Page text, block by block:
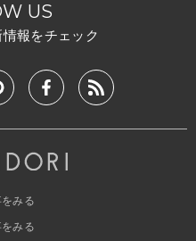
US
報をチェック
みる
みる